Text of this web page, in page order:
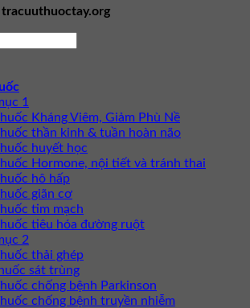
tracuuthuoctay.org
1
Kháng Viêm, Giảm Phù Nề
thần kinh & tuần hoàn não
huyết học
Hormone, nội tiết và tránh thai
hô hấp
giãn cơ
tim mạch
tiêu hóa đường ruột
2
thải ghép
sát trùng
chống bệnh Parkinson
chống bệnh truyền nhiễm